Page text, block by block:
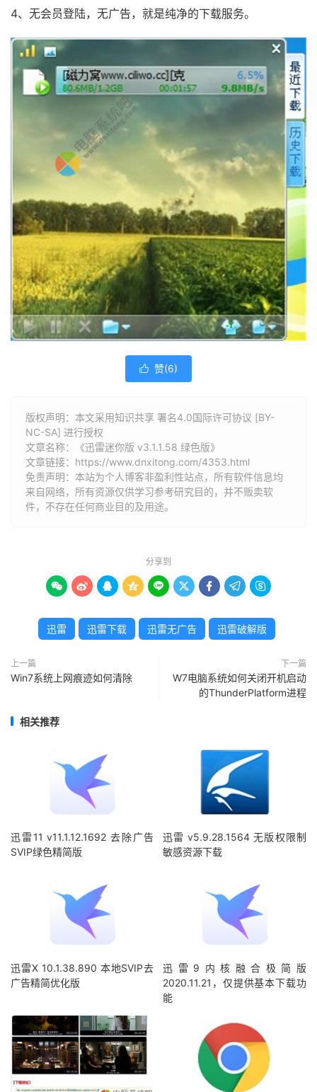
4、无会员登陆，无广告，就是纯净的下载服务。
 赞(6)
版权声明：本文采用知识共享 署名4.0国际许可协议 [BY-
NC-SA] 进行授权
文章名称：《迅雷迷你版 v3.1.1.58 绿色版》
文章链接： https://www.dnxitong.com/4353.html
免责声明：本站为个人博客非盈利性站点，所有软件信息均
来自网络，所有资源仅供学习参考研究目的，并不贩卖软
件，不存在任何商业目的及用途。
分享到
        
迅雷 迅雷下载 迅雷无广告 迅雷破解版
上一篇
Win7系统上网痕迹如何清除
下一篇
W7电脑系统如何关闭开机启动
的ThunderPlatform进程
相关推荐
迅雷11 v11.1.12.1692 去除广告
SVIP绿色精简版
迅雷 v5.9.28.1564 无版权限制
敏感资源下载
迅雷X 10.1.38.890 本地SVIP去
广告精简优化版
迅雷9内核融合极简版
2020.11.21，仅提供基本下载功
能